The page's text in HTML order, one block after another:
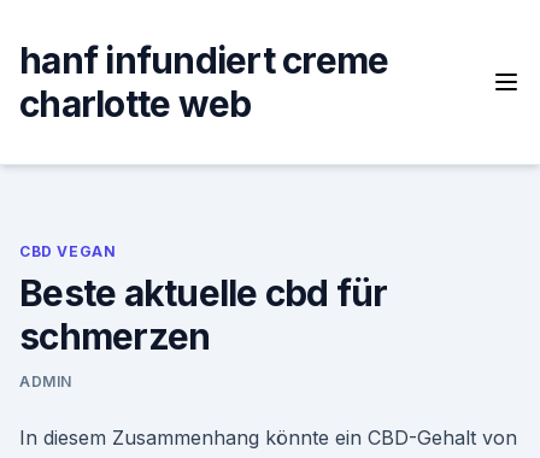
content
hanf infundiert creme
charlotte web
CBD VEGAN
Beste aktuelle cbd für
schmerzen
ADMIN
In diesem Zusammenhang könnte ein CBD-Gehalt von